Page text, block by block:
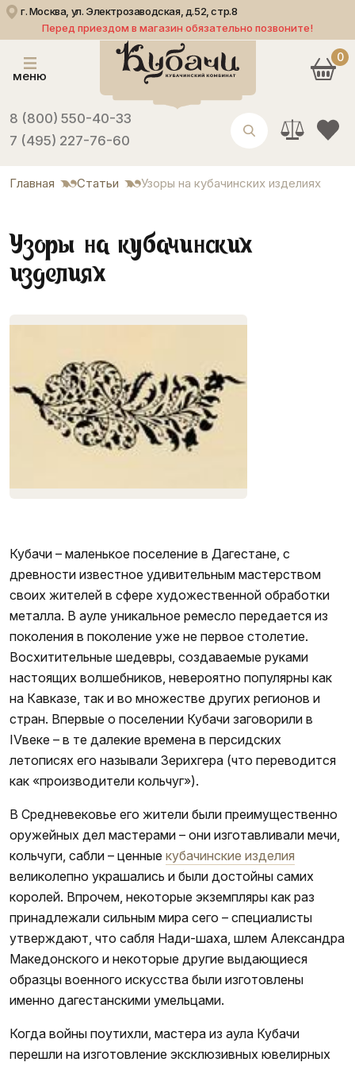
г. Москва, ул. Электрозаводская, д.52, стр.8
Перед приездом в магазин обязательно позвоните!
меню
8 (800) 550-40-33
7 (495) 227-76-60
0
Главная Статьи Узоры на кубачинских изделиях
Узоры на кубачинских
изделиях
Кубачи – маленькое поселение в Дагестане, с
древности известное удивительным мастерством
своих жителей в сфере художественной обработки
металла. В ауле уникальное ремесло передается из
поколения в поколение уже не первое столетие.
Восхитительные шедевры, создаваемые руками
настоящих волшебников, невероятно популярны как
на Кавказе, так и во множестве других регионов и
стран. Впервые о поселении Кубачи заговорили в
IVвеке – в те далекие времена в персидских
летописях его называли Зерихгера (что переводится
как «производители кольчуг»).
В Средневековье его жители были преимущественно
оружейных дел мастерами – они изготавливали мечи,
кольчуги, сабли – ценные кубачинские изделия
великолепно украшались и были достойны самих
королей. Впрочем, некоторые экземпляры как раз
принадлежали сильным мира сего – специалисты
утверждают, что сабля Нади-шаха, шлем Александра
Македонского и некоторые другие выдающиеся
образцы военного искусства были изготовлены
именно дагестанскими умельцами.
Когда войны поутихли, мастера из аула Кубачи
перешли на изготовление эксклюзивных ювелирных